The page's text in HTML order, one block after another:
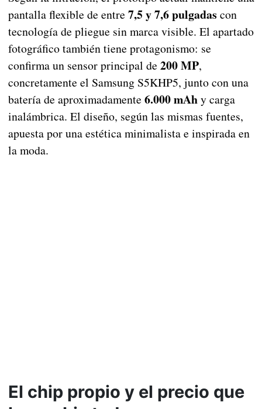
pantalla flexible de entre 7,5 y 7,6 pulgadas con
tecnología de pliegue sin marca visible. El apartado
fotográfico también tiene protagonismo: se
confirma un sensor principal de 200 MP,
concretamente el Samsung S5KHP5, junto con una
batería de aproximadamente 6.000 mAhy carga
inalámbrica. El diseño, según las mismas fuentes,
apuesta por una estética minimalista e inspirada en
la moda.
El chip propio y el precio que